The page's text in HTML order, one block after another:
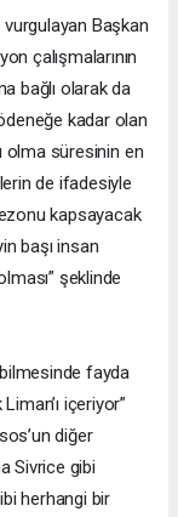
Başkan
çalışmalarının
bağlı olarak da
kadar olan
olma süresinin en
de ifadesiyle
kapsayacak
başı insan
şeklinde
fayda
içeriyor”
diğer
Sivrice gibi
herhangi bir